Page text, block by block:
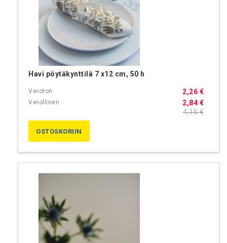
Havi pöytäkynttilä 7 x12 cm, 50 h
2,84 €
2,26 €
4,15 €
OSTOSKORIIN